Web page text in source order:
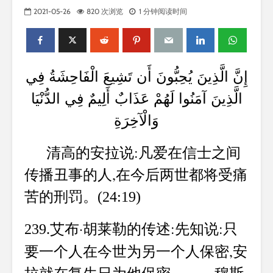
2021-05-26 820 次浏览 1 分钟阅读时间
إِنَّ الَّذِينَ يُحِبُّونَ أَن تَشِيعَ الْفَاحِشَةُ فِي
الَّذِينَ آمَنُوا لَهُمْ عَذَابٌ أَلِيمٌ فِي الدُّنْيَا
وَالْآخِرَةِ
清高的安拉说:凡爱在信士之间
传播丑事的人,在今后两世都将受痛
苦的刑罚。
(24:19)
239.艾布·胡莱勒的传述:先知说:只
要一个人在今世为另一个人保密,安